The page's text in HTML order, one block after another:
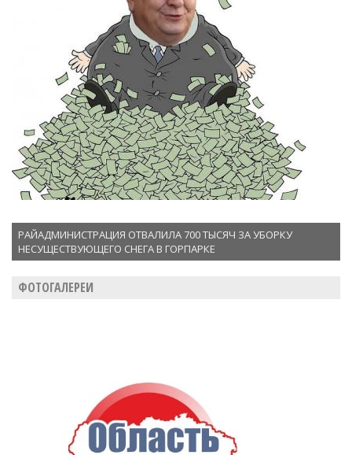
РАЙАДМИНИСТРАЦИЯ ОТВАЛИЛА 700 ТЫСЯЧ ЗА УБОРКУ
НЕСУЩЕСТВУЮЩЕГО СНЕГА В ГОРПАРКЕ
ФОТОГАЛЕРЕИ